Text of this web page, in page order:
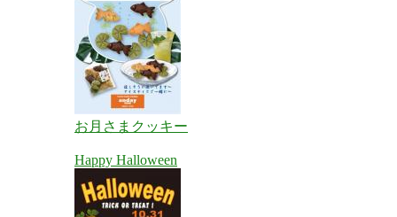
お月さまクッキー
Happy Halloween